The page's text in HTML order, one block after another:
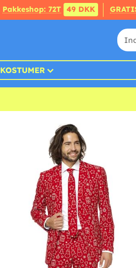
Pakkeshop: 72T 49 DKK
KOSTUMER